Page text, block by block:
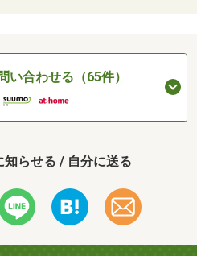
い合わせる（65件）
知らせる / 自分に送る